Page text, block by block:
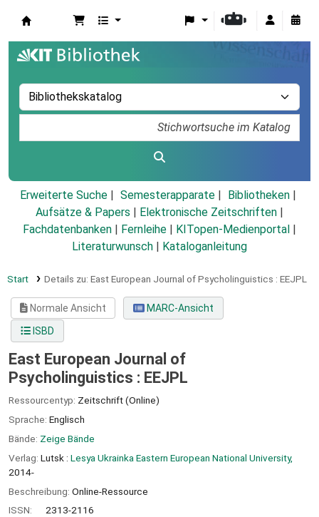
Erweiterte Suche Semesterapparate
Bibliotheken
Aufsätze & Papers
Elektronische Zeitschriften
Fachdatenbanken
Fernleihe KITopen-Medienportal
Literaturwunsch
Kataloganleitung
Start Details zu: East European Journal of Psycholinguistics : EEJPL
Normale Ansicht
MARC-Ansicht
ISBD
East European Journal of
Psycholinguistics : EEJPL
Ressourcentyp: Zeitschrift (Online)
Sprache: Englisch
Bände: Zeige Bände
Verlag: Lutsk : Lesya Ukrainka Eastern European National University,
2014-
Beschreibung: Online-Ressource
ISSN:
2313-2116